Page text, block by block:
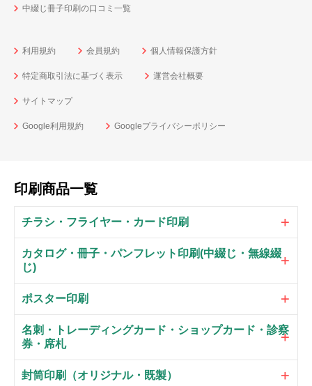
中綴じ冊子印刷の口コミ一覧
利用規約 会員規約 個人情報保護方針
特定商取引法に基づく表示 運営会社概要
サイトマップ
Google利用規約 Googleプライバシーポリシー
印刷商品一覧
チラシ・フライヤー・カード印刷
カタログ・冊子・パンフレット印刷(中綴じ・無線綴
じ)
ポスター印刷
名刺・トレーディングカード・ショップカード・診察
券・席札
封筒印刷（オリジナル・既製）